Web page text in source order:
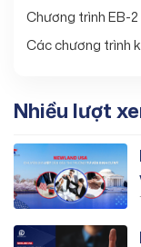
Chương trình EB-2
Các chương trình
Nhiều lượt